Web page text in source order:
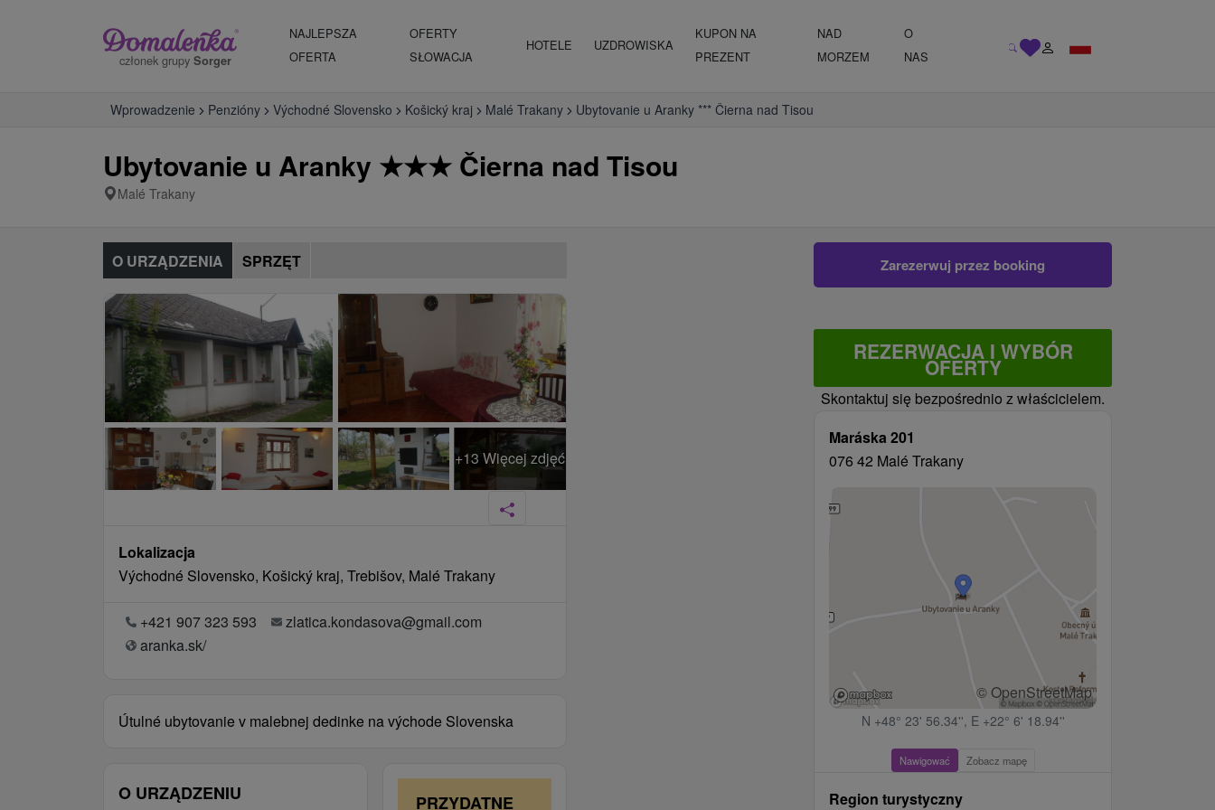
członek grupy Sorger
NAJLEPSZA
OFERTA
OFERTY
SŁOWACJA
HOTELE UZDROWISKA
KUPON NA
PREZENT
NAD
MORZEM
O
NAS
Wprowadzenie Penzióny Východné Slovensko Košický kraj Malé Trakany Ubytovanie u Aranky *** Čierna nad Tisou
Ubytovanie u Aranky ★★★ Čierna nad Tisou
Malé Trakany
Zarezerwuj przez booking
REZERWACJA I WYBÓR
OFERTY
Skontaktuj się bezpośrednio z właścicielem.
Maráska 201
076 42 Malé Trakany
© OpenStreetMap
N +48° 23' 56.34'', E +22° 6' 18.94''
Nawigować Zobacz mapę
Region turystyczny
O URZĄDZENIA SPRZĘT
+13 Więcej zdjęć
Lokalizacja
Východné Slovensko, Košický kraj, Trebišov, Malé Trakany
+421 907 323 593
zlatica.kondasova@gmail.com
aranka.sk/
Útulné ubytovanie v malebnej dedinke na východe Slovenska
O URZĄDZENIU
PRZYDATNE